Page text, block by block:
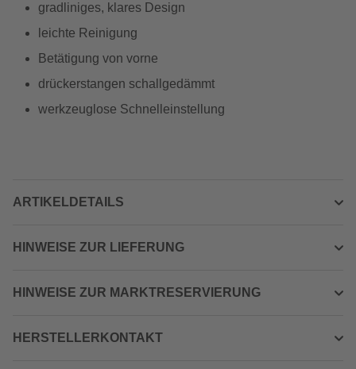
gradliniges, klares Design
leichte Reinigung
Betätigung von vorne
drückerstangen schallgedämmt
werkzeuglose Schnelleinstellung
ARTIKELDETAILS
HINWEISE ZUR LIEFERUNG
HINWEISE ZUR MARKTRESERVIERUNG
HERSTELLERKONTAKT